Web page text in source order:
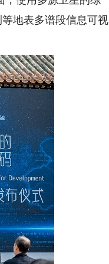
地表多谱段信息可视